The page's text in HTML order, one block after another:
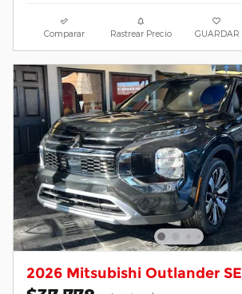
Comparar Rastrear Precio GUARDAR
2026 Mitsubishi Outlander SE